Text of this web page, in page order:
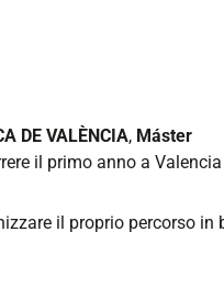
DE VALÈNCIA, Máster
il primo anno a Valencia
il proprio percorso in